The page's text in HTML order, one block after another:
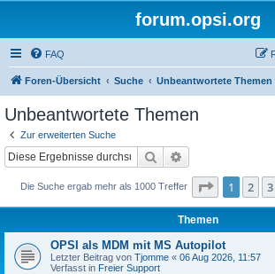
forum.opsi.org
FAQ
Foren-Übersicht Suche Unbeantwortete Themen
Unbeantwortete Themen
Zur erweiterten Suche
Suche
Die Suche ergab mehr als 1000 Treffer Seite 1von
1 2 3
Themen
OPSI als MDM mit MS Autopilot
Letzter Beitrag von Tjomme « 06 Aug 2026, 11:57
Verfasst in Freier Support